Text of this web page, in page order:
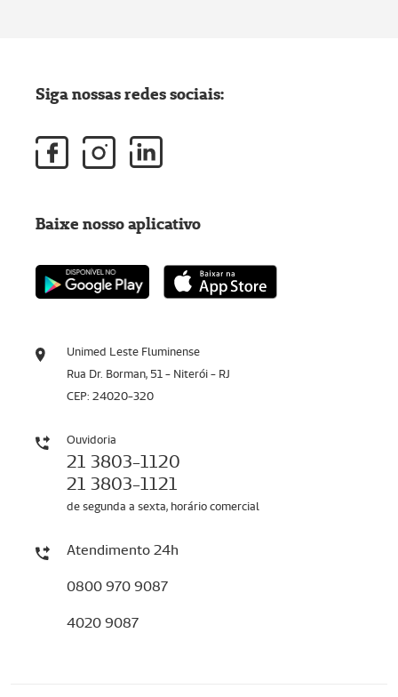
Unimed Leste Fluminense
Rua Dr. Borman, 51 - Niterói - RJ
CEP: 24020-320
Ouvidoria
21 3803-1120
21 3803-1121
de segunda a sexta, horário comercial
Atendimento 24h
0800 970 9087
4020 9087
Siga nossas redes sociais:
Baixe nosso aplicativo